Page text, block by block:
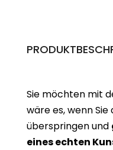
Sie möchten mit
wäre es, wenn
überspringen und
eines echten